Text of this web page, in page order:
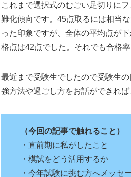
これまで選択式のむごい足切りに
難化傾向です。45点取るには相当
った印象ですが、全体の平均点が
格点は42点でした。それでも合格率
最近まで受験生でしたので受験生
強方法や過ごし方をお話ができれば
（今回の記事で触れること）
・直前期に私がしたこと
・模試をどう活用するか
・今年試験に挑む方へメッセ